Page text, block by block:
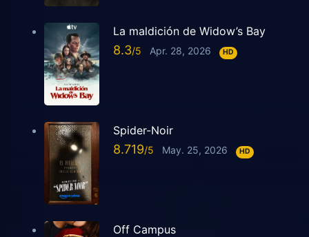
La maldición de Widow’s Bay
8.3 Apr. 28, 2026 HD
Spider-Noir
8.719 May. 25, 2026 HD
Off Campus